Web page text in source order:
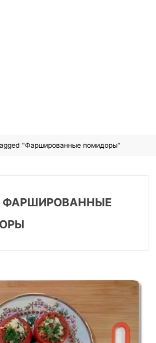
"Фаршированные помидоры"
ФАРШИРОВАННЫЕ